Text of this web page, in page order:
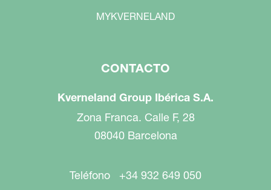
MYKVERNELAND
CONTACTO
Kverneland Group Ibérica S.A.
Zona Franca. Calle F, 28
08040 Barcelona
Teléfono +34 932 649 050